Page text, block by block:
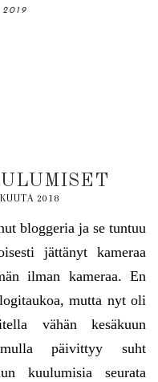
2019
2019
2018
bloggeria ja se tuntuu
jättänyt kameraa
ilman kameraa. En
mutta nyt oli
vähän kesäkuun
mulla päivittyy suht
kuulumisia seurata